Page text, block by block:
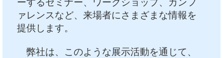
ァレンスなど、来場者にさまざまな情報を
提供します。
弊社は、このような展示活動を通じて、